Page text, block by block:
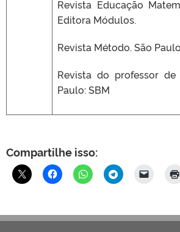
Revista Educação
Editora Módulos.
Revista Método. São
Revista do professor de
Paulo: SBM
Compartilhe isso: